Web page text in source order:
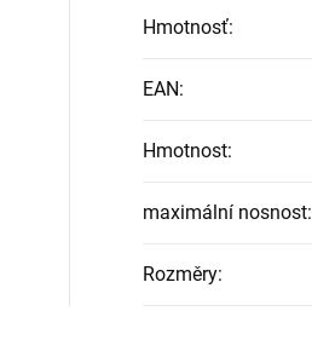
Hmotnosť:
EAN:
Hmotnost:
maximální nosnost:
Rozměry: